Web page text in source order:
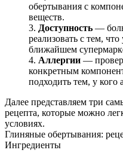
обертывания с
веществ.
Доступность —
реализовать с тем,
ближайшем
Аллергии —
конкретным
подходить тем, у кого
Далее представляем три
рецепта, которые можно
условиях.
Глиняные обертывания:
Ингредиенты